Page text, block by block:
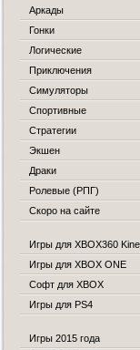
Аркады
Гонки
Логические
Приключения
Симуляторы
Спортивные
Стратегии
Экшен
Драки
Ролевые (РПГ)
Скоро на сайте
Игры для XBOX360
Игры для XBOX ONE
Софт для XBOX
Игры для PS4
Игры 2015 года